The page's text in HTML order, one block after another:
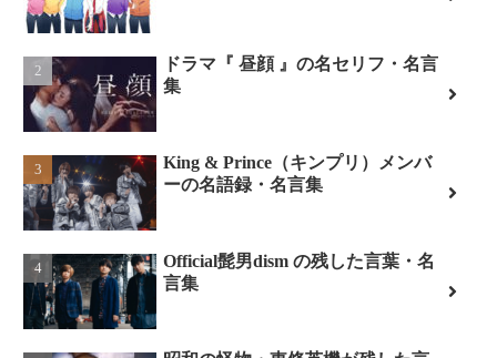
ドラマ『 昼顔 』の名セリフ・名言
集
King & Prince（キンプリ）メンバ
ーの名語録・名言集
Official髭男dism の残した言葉・名
言集